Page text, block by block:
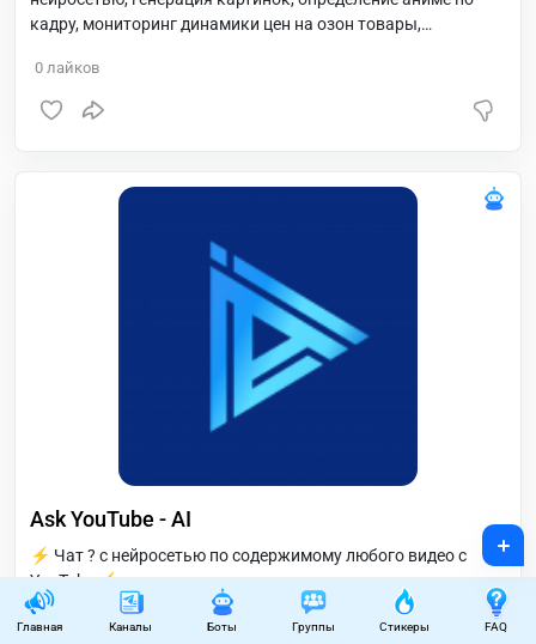
кадру, мониторинг динамики цен на озон товары,
в одном боте
0 лайков
Ask YouTube - AI
⚡ Чат ? с нейросетью по содержимому любого видео с
YouTube ⚡
0лайков
Главная Каналы Боты Группы Стикеры FAQ
+